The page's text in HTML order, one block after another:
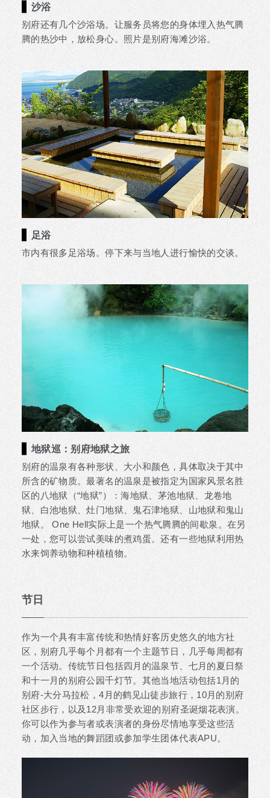
沙浴
别府还有几个沙浴场。让服务员将您的身体埋入热气腾
腾的热沙中，放松身心。照片是别府海滩沙浴。
足浴
市内有很多足浴场。停下来与当地人进行愉快的交谈。
地狱巡：别府地狱之旅
别府的温泉有各种形状、大小和颜色，具体取决于其中
所含的矿物质。最著名的温泉是被指定为国家风景名胜
区的八地狱（“地狱”）：海地狱、茅池地狱、龙卷地
狱、白池地狱、灶门地狱、鬼石津地狱、山地狱和鬼山
地狱。 One Hell实际上是一个热气腾腾的间歇泉。在另
一处，您可以尝试美味的煮鸡蛋。还有一些地狱利用热
水来饲养动物和种植植物。
节日
作为一个具有丰富传统和热情好客历史悠久的地方社
区，别府几乎每个月都有一个主题节日，几乎每周都有
一个活动。传统节日包括四月的温泉节、七月的夏日祭
和十一月的别府公园千灯节。其他当地活动包括1月的
别府-大分马拉松，4月的鹤见山徒步旅行，10月的别府
社区步行，以及12月非常受欢迎的别府圣诞烟花表演。
你可以作为参与者或表演者的身份尽情地享受这些活
动，加入当地的舞蹈团或参加学生团体代表APU。